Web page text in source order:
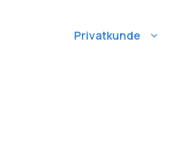
Privatkunde